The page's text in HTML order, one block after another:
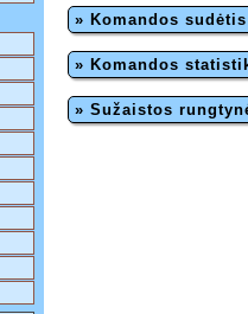
» Komandos sudėtis
» Komandos
» Sužaistos